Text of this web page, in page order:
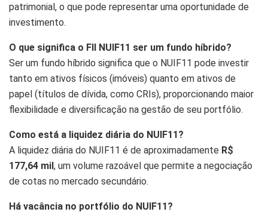
patrimonial, o que pode representar uma oportunidade de
investimento.
O que significa o FII NUIF11 ser um fundo híbrido?
Ser um fundo híbrido significa que o NUIF11 pode investir
tanto em ativos físicos (imóveis) quanto em ativos de
papel (títulos de dívida, como CRIs), proporcionando maior
flexibilidade e diversificação na gestão de seu portfólio.
Como está a liquidez diária do NUIF11?
A liquidez diária do NUIF11 é de aproximadamente R$
177,64 mil, um volume razoável que permite a negociação
de cotas no mercado secundário.
Há vacância no portfólio do NUIF11?